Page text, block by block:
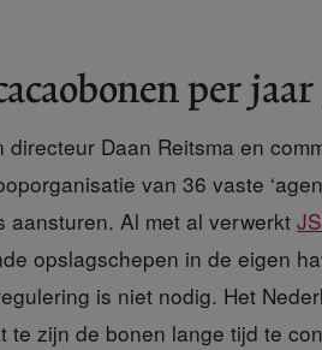
per
directeur Daan Reitsma en
van 36 vaste
aansturen. Al met al verwerkt
opslagschepen in de eigen
is niet nodig. Het
te zijn de bonen lange tijd te